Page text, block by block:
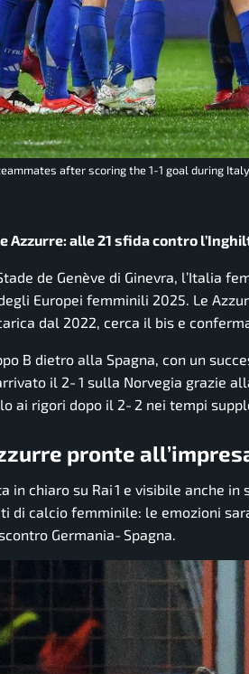
after scoring the 1-1 goal during
Azzurre: alle 21 sfida contro
de Genève di Ginevra, l’Italia
Europei femminili 2025. Le
dal 2022, cerca il bis e
B dietro alla Spagna, con un
il 2‑1 sulla Norvegia grazie
ai rigori dopo il 2‑2 nei tempi
pronte
in chiaro su Rai 1 e visibile anche
di calcio femminile: le emozioni
Germania‑Spagna.